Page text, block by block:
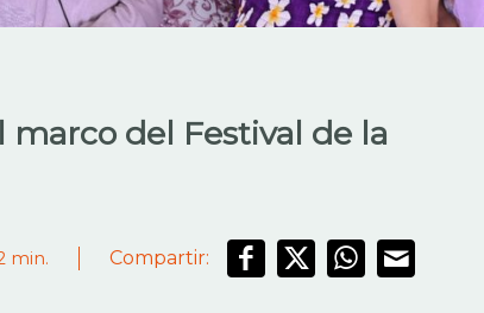
marco del Festival de la
min. Compartir: